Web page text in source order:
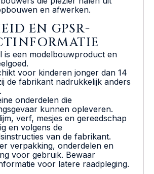
en afwerken.
EN GPSR-
is een modelbouwproduct en
voor kinderen jonger dan 14
de fabrikant nadrukkelijk anders
onderdelen die
kunnen opleveren.
verf, mesjes en gereedschap
en volgens de
van de fabrikant.
verpakking, onderdelen en
voor gebruik. Bewaar
voor latere raadpleging.